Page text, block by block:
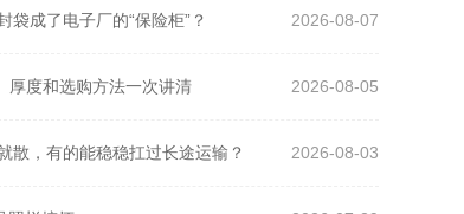
2026-08-07
成了电子厂的“保险柜”？
2026-08-05
厚度和选购方法一次讲清
2026-08-03
散，有的能稳稳扛过长途运输？